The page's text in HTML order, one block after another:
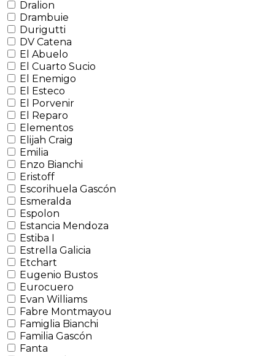
Dralion
Drambuie
Durigutti
DV Catena
El Abuelo
El Cuarto Sucio
El Enemigo
El Esteco
El Porvenir
El Reparo
Elementos
Elijah Craig
Emilia
Enzo Bianchi
Eristoff
Escorihuela Gascón
Esmeralda
Espolon
Estancia Mendoza
Estiba I
Estrella Galicia
Etchart
Eugenio Bustos
Eurocuero
Evan Williams
Fabre Montmayou
Famiglia Bianchi
Familia Gascón
Fanta